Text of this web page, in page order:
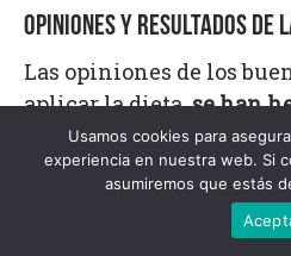
OPINIONES Y RESULTADOS DE
Las opiniones de los
aplicar la dieta,se han
mayoría de los casos.Es
sección, se va destacar
personas acerca de la
que han obtenido por
Usamos cookies para
experiencia en nuestra web. Si
asumiremos que estás